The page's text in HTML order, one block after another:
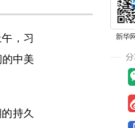
，习
中美
持久